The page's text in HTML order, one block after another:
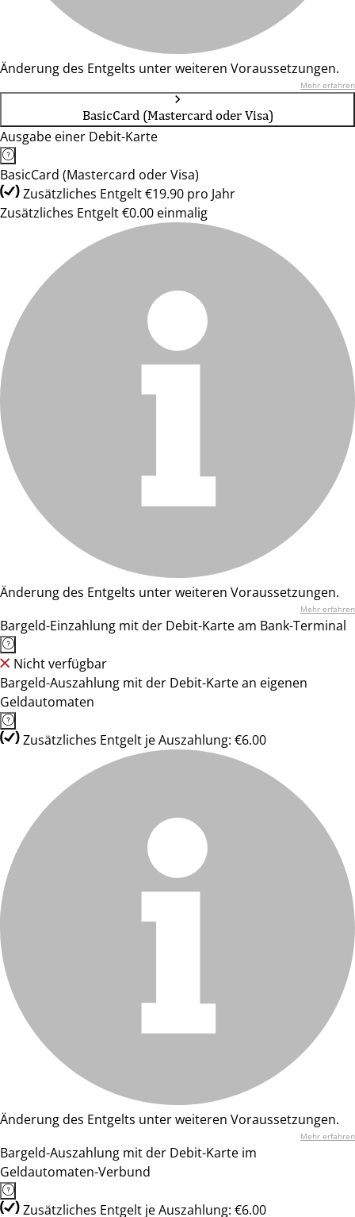
Änderung des Entgelts unter weiteren Voraussetzungen.
Mehr erfahren
BasicCard (Mastercard oder Visa)
Ausgabe einer Debit-Karte
BasicCard (Mastercard oder Visa)
Zusätzliches Entgelt €19.90 pro Jahr
Zusätzliches Entgelt €0.00 einmalig
Änderung des Entgelts unter weiteren Voraussetzungen.
Mehr erfahren
Bargeld-Einzahlung mit der Debit-Karte am Bank-Terminal
Nicht verfügbar
Bargeld-Auszahlung mit der Debit-Karte an eigenen
Geldautomaten
Zusätzliches Entgelt je Auszahlung: €6.00
Änderung des Entgelts unter weiteren Voraussetzungen.
Mehr erfahren
Bargeld-Auszahlung mit der Debit-Karte im
Geldautomaten-Verbund
Zusätzliches Entgelt je Auszahlung: €6.00